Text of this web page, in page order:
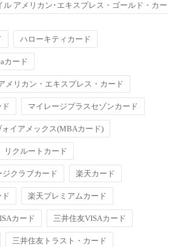
ル アメリカン･エキスプレス・ゴールド・カー
ハローキティカード
カード
メリカン・エキスプレス・カード
マイレージプラスセゾンカード
イアメックス(MBAカード)
リクルートカード
クラブカード 楽天カード
楽天プレミアムカード
カード 三井住友VISAカード
三井住友トラスト・カード